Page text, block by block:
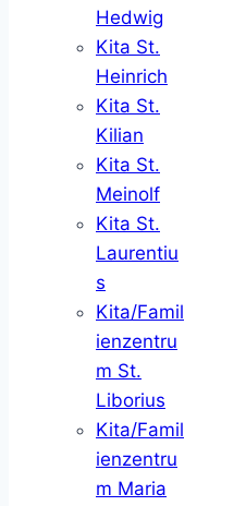
Hedwig
Kita St.
Heinrich
Kita St.
Kilian
Kita St.
Meinolf
Kita St.
Laurentiu
s
Kita/Famil
ienzentru
m St.
Liborius
Kita/Famil
ienzentru
m Maria